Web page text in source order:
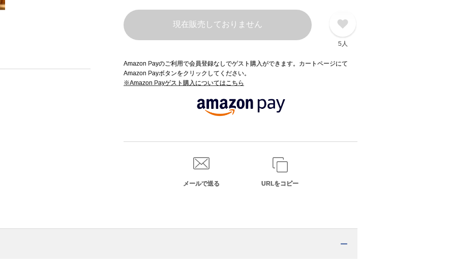
現在販売しておりません
5人
Amazon Payのご利用で会員登録なしでゲスト購入ができます。カートページにて
Amazon Payボタンをクリックしてください。
※Amazon Payゲスト購入についてはこちら
メールで送る URLをコピー